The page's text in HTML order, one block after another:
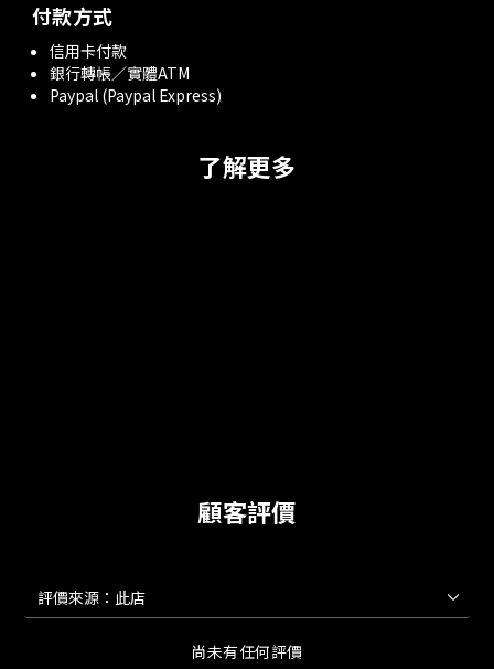
付款方式
信用卡付款
銀行轉帳／實體ATM
Paypal (Paypal Express)
了解更多
顧客評價
尚未有任何評價